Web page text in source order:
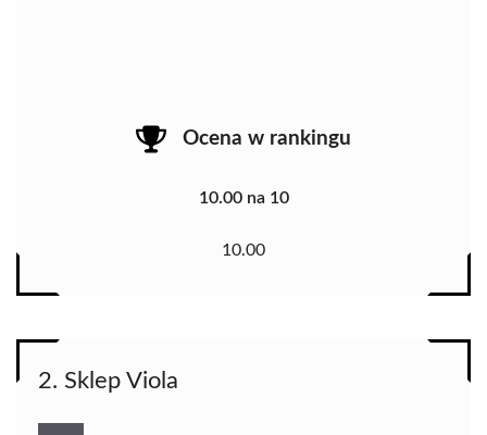
Ocena w rankingu
10.00 na 10
10.00
2. Sklep Viola